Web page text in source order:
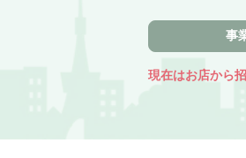
事
現在はお店から